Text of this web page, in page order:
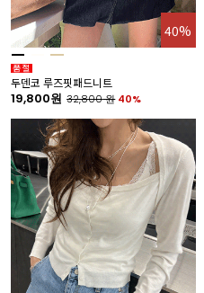
40%
두덴코 루즈핏패드니트
19,800원 32,800원 40%